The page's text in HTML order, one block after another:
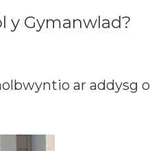
y Gymanwlad?
ar addysg o